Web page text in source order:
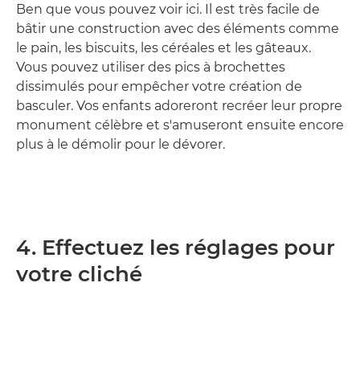
Ben que vous pouvez voir ici. Il est très facile de
bâtir une construction avec des éléments comme
le pain, les biscuits, les céréales et les gâteaux.
Vous pouvez utiliser des pics à brochettes
dissimulés pour empêcher votre création de
basculer. Vos enfants adoreront recréer leur propre
monument célèbre et s'amuseront ensuite encore
plus à le démolir pour le dévorer.
4. Effectuez les réglages pour
votre cliché